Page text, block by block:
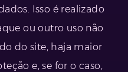
Isso é realizado
ou outro uso não
do site, haja maior
e, se for o caso,